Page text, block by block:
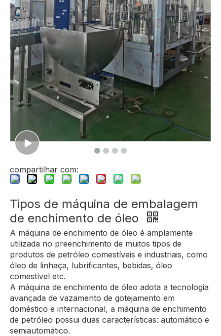
compartilhar com:
Tipos de máquina de embalagem
de enchimento de óleo
A máquina de enchimento de óleo é amplamente
utilizada no preenchimento de muitos tipos de
produtos de petróleo comestíveis e industriais, como
óleo de linhaça, lubrificantes, bebidas, óleo
comestível etc.
A máquina de enchimento de óleo adota a tecnologia
avançada de vazamento de gotejamento em
doméstico e internacional, a máquina de enchimento
de petróleo possui duas características: automático e
semiautomático.